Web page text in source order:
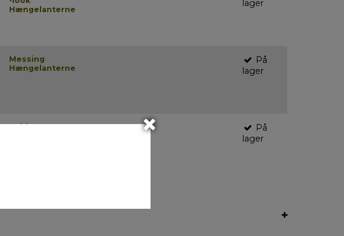
Hængelanterne
lager
Messing
Hængelanterne
På
lager
Kobber
På
lager